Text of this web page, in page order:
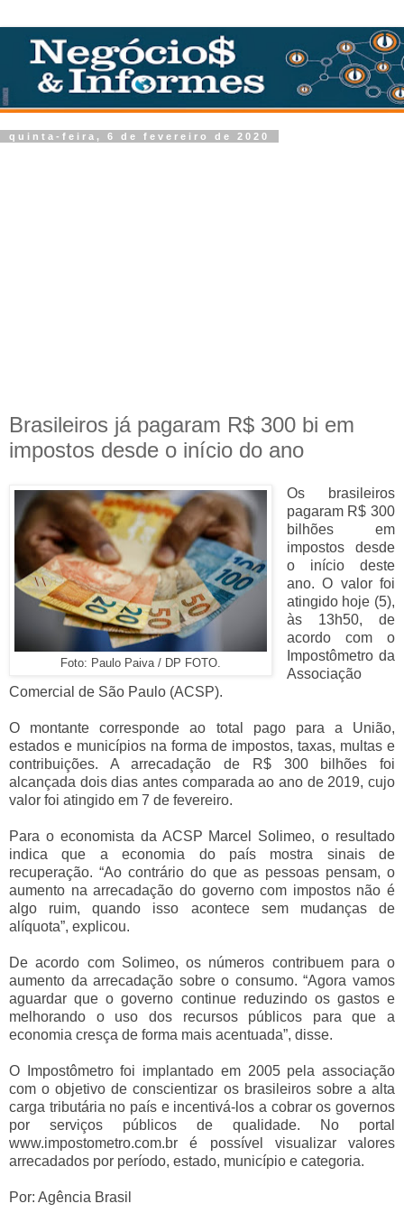
quinta-feira, 6 de fevereiro de 2020
Brasileiros já pagaram R$ 300 bi em
impostos desde o início do ano
Foto: Paulo Paiva / DP FOTO.
Os brasileiros
pagaram R$ 300
bilhões em
impostos desde
o início deste
ano. O valor foi
atingido hoje (5),
às 13h50, de
acordo com o
Impostômetro da
Associação
Comercial de São Paulo (ACSP).
O montante corresponde ao total pago para a União,
estados e municípios na forma de impostos, taxas, multas e
contribuições. A arrecadação de R$ 300 bilhões foi
alcançada dois dias antes comparada ao ano de 2019, cujo
valor foi atingido em 7 de fevereiro.
Para o economista da ACSP Marcel Solimeo, o resultado
indica que a economia do país mostra sinais de
recuperação. “Ao contrário do que as pessoas pensam, o
aumento na arrecadação do governo com impostos não é
algo ruim, quando isso acontece sem mudanças de
alíquota”, explicou.
De acordo com Solimeo, os números contribuem para o
aumento da arrecadação sobre o consumo. “Agora vamos
aguardar que o governo continue reduzindo os gastos e
melhorando o uso dos recursos públicos para que a
economia cresça de forma mais acentuada”, disse.
O Impostômetro foi implantado em 2005 pela associação
com o objetivo de conscientizar os brasileiros sobre a alta
carga tributária no país e incentivá-los a cobrar os governos
por serviços públicos de qualidade. No portal
www.impostometro.com.br é possível visualizar valores
arrecadados por período, estado, município e categoria.
Por: Agência Brasil